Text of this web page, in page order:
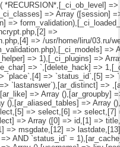
=> Array ([session]
=>
=>
=> /usr/home/liru/03.ru/
=>
=> 1),[_ci_plugins] =>
=> `,[delete_hack] =>
`place`,[4] => `status_id`,[5] =>
`lastanswer`),[ar_distinct] =>
=> Array (),[ar_groupby]
=> Array
=> select,[6] =>
=> Array ([0] => id,[1] =>
=> msgdate,[12] =>
AND `status_id` =